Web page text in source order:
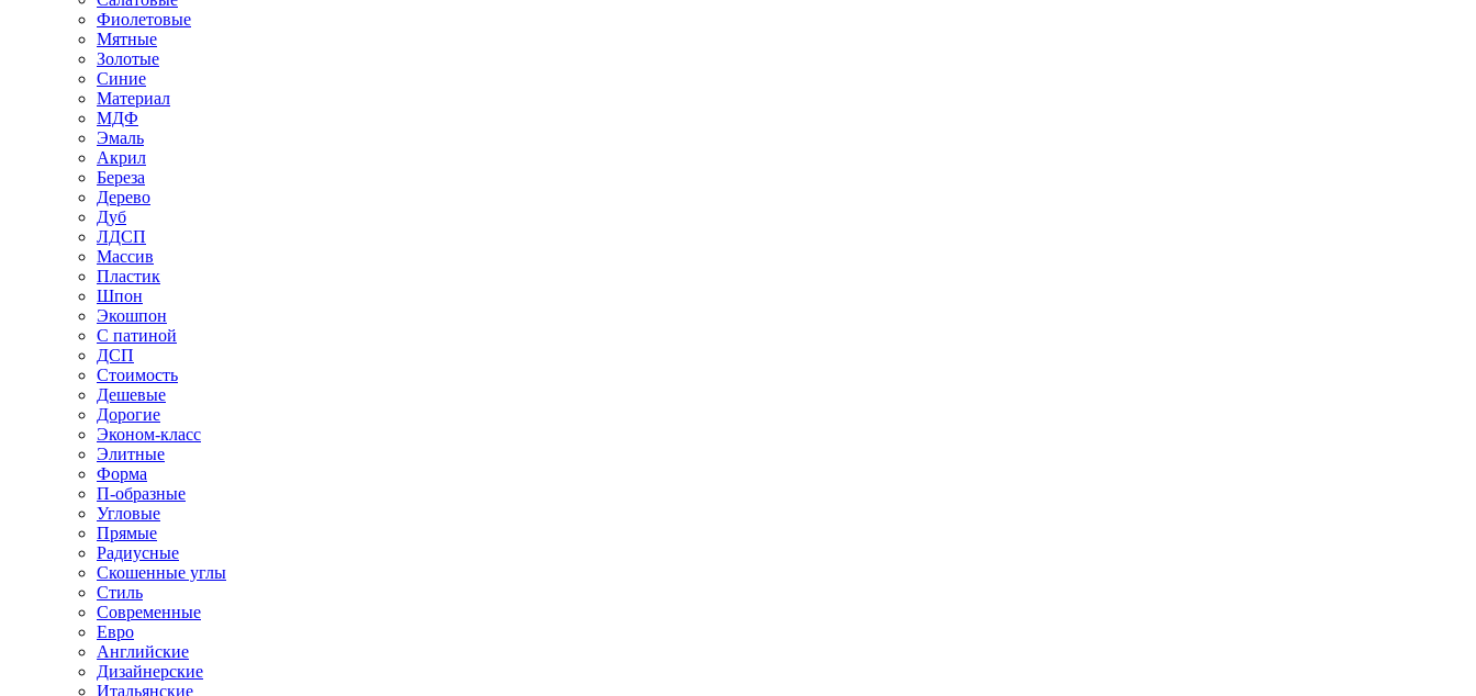
Фиолетовые
Мятные
Золотые
Синие
Материал
МДФ
Эмаль
Акрил
Береза
Дерево
Дуб
ЛДСП
Массив
Пластик
Шпон
Экошпон
С патиной
ДСП
Стоимость
Дешевые
Дорогие
Эконом-класс
Элитные
Форма
П-образные
Угловые
Прямые
Радиусные
Скошенные углы
Стиль
Современные
Евро
Английские
Дизайнерские
Итальянские